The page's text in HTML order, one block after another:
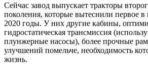
Сейчас завод выпускает тракторы
поколения, которые вытеснили первое в
2020 годы. У них другие кабины,
гидростатическая трансмиссия
плунжерные насосы), более прочные
улучшений помельче, необходимость
жизнь.